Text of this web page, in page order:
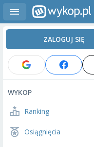
ZALOGUJ SIĘ
WYKOP
Ranking
Osiągnięcia